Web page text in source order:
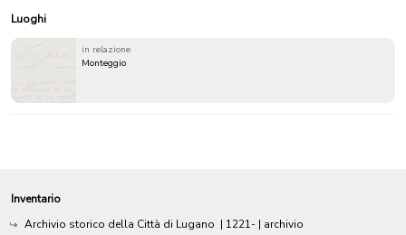
Luoghi
in relazione
Monteggio
Inventario
Archivio storico della Città di Lugano | 1221- | archivio